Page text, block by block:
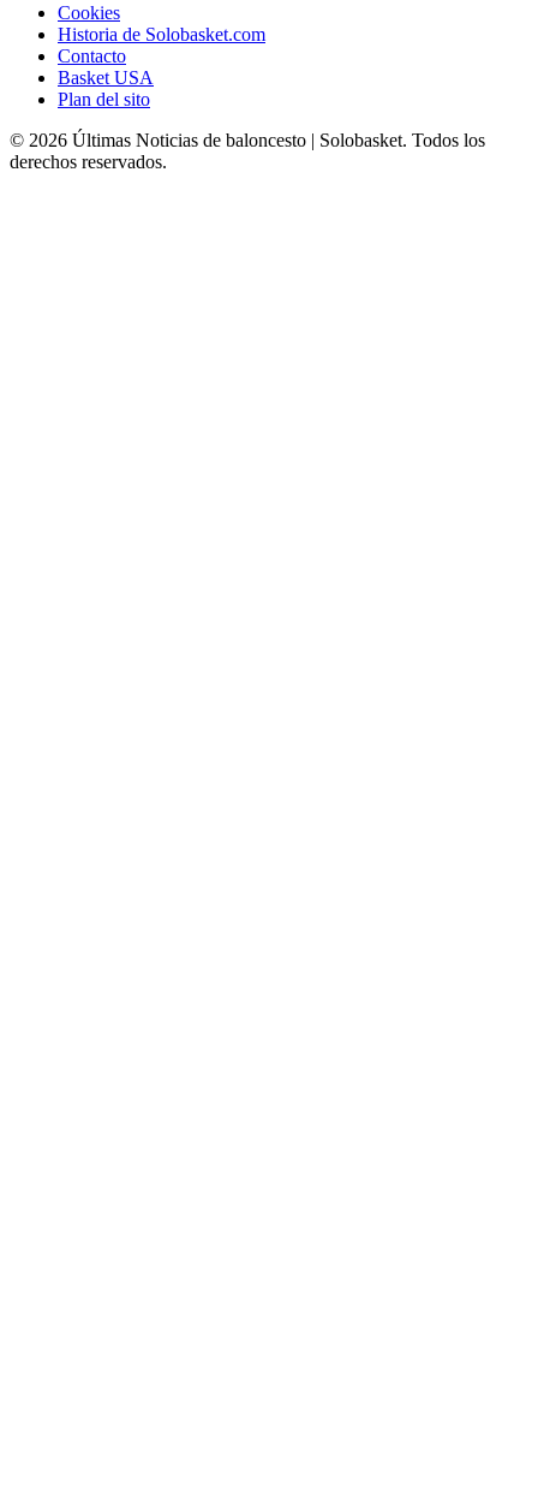
Cookies
Historia de Solobasket.com
Contacto
Basket USA
Plan del sito
© 2026 Últimas Noticias de baloncesto | Solobasket. Todos los
derechos reservados.